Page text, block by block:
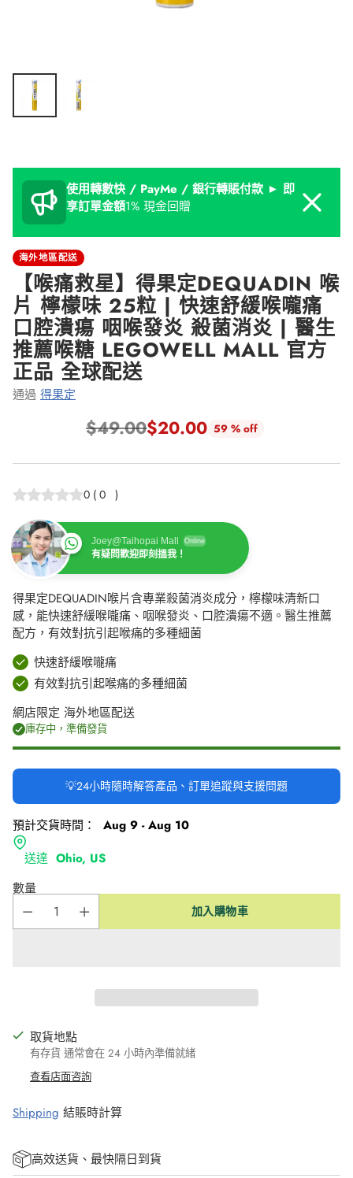
使用轉數快 / PayMe / 銀行轉賬付款 ► 即
享訂單金額1% 現金回贈
Dismiss
海外地區配送
【喉痛救星】得果定DEQUADIN 喉
片 檸檬味 25粒 | 快速舒緩喉嚨痛
口腔潰瘍 咽喉發炎 殺菌消炎 | 醫生
推薦喉糖 LEGOWELL MALL 官方
正品 全球配送
通過 得果定
正
常
價
$49.00$20.00 59 % off
0 ( 0 )
Joey@Taihopai Mall Online
有疑問歡迎即刻搵我！
得果定DEQUADIN喉片含專業殺菌消炎成分，檸檬味清新口
感，能快速舒緩喉嚨痛、咽喉發炎、口腔潰瘍不適。醫生推薦
配方，有效對抗引起喉痛的多種細菌
快速舒緩喉嚨痛
有效對抗引起喉痛的多種細菌
網店限定 海外地區配送
庫存中，準備發貨
💡24小時隨時解答產品、訂單追蹤與支援問題
預計交貨時間：
Aug 9 - Aug 10
送達 Ohio, US
數量
加入購物車
取貨地點
有存貨 通常會在 24 小時內準備就緒
查看店面咨詢
Shipping 結賬時計算
高效送貨、最快隔日到貨